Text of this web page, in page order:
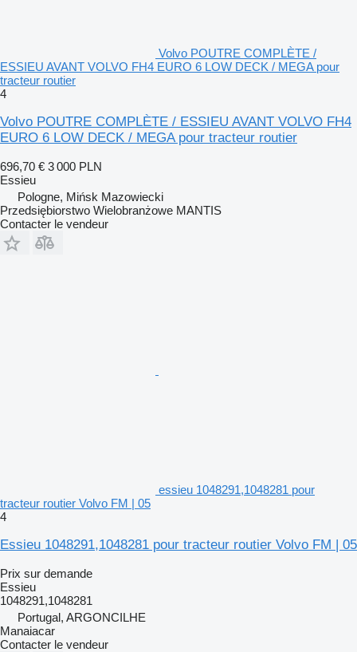
Volvo POUTRE COMPLÈTE /
ESSIEU AVANT VOLVO FH4 EURO 6 LOW DECK / MEGA pour
tracteur routier
4
Volvo POUTRE COMPLÈTE / ESSIEU AVANT VOLVO FH4
EURO 6 LOW DECK / MEGA pour tracteur routier
696,70 € 3 000 PLN
Essieu
Pologne, Mińsk Mazowiecki
Przedsiębiorstwo Wielobranżowe MANTIS
Contacter le vendeur
essieu 1048291,1048281 pour
tracteur routier Volvo FM | 05
4
Essieu 1048291,1048281 pour tracteur routier Volvo FM | 05
Prix sur demande
Essieu
1048291,1048281
Portugal, ARGONCILHE
Manaiacar
Contacter le vendeur